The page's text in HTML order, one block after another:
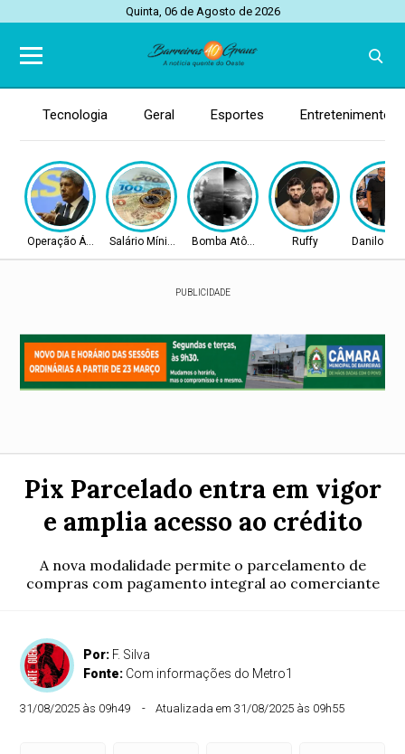
Quinta, 06 de Agosto de 2026
Tecnologia Geral Esportes Entretenimento
Operação Ágio Salário Mínimo Bomba Atômica Ruffy Danilo
PUBLICIDADE
Pix Parcelado entra em vigor
e amplia acesso ao crédito
A nova modalidade permite o parcelamento de
compras com pagamento integral ao comerciante
Por: F. Silva
Fonte: Com informações do Metro1
31/08/2025 às 09h49 Atualizada em 31/08/2025 às 09h55